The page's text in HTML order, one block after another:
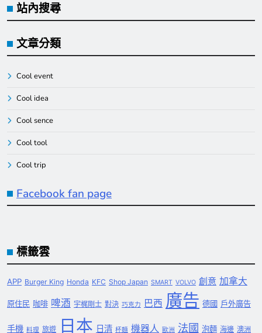
站內搜尋
文章分類
Cool event
Cool idea
Cool sence
Cool tool
Cool trip
Facebook fan page
標籤雲
APP Burger King Honda KFC Shop Japan SMART VOLVO 創意 加拿大
原住民 咖啡 啤酒 宇梶剛士 對決 巧克力 巴西 廣告 德國 戶外廣告
手機 料理 旅遊 日本 日清 杯麵 機器人 歐洲 法國 泡麵 海邊 澳洲